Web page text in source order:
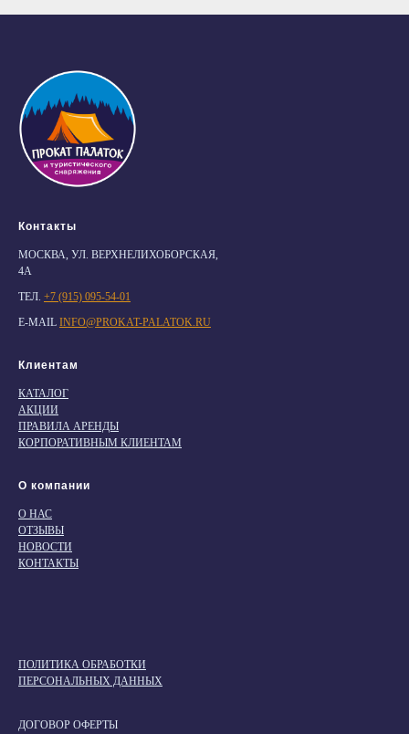
Контакты
МОСКВА, УЛ. ВЕРХНЕЛИХОБОРСКАЯ,
4А
ТЕЛ. +7 (915) 095-54-01
E-MAIL INFO@PROKAT-PALATOK.RU
Клиентам
КАТАЛОГ
АКЦИИ
ПРАВИЛА АРЕНДЫ
КОРПОРАТИВНЫМ КЛИЕНТАМ
О компании
О НАС
ОТЗЫВЫ
НОВОСТИ
КОНТАКТЫ
ПОЛИТИКА ОБРАБОТКИ
ПЕРСОНАЛЬНЫХ ДАННЫХ
ДОГОВОР ОФЕРТЫ